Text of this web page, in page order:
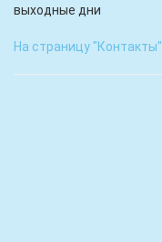
выходные дни
На страницу "Контакты"